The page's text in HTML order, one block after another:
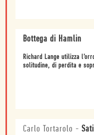
Bottega di Hamlin
Richard Lange utilizza
solitudine, di perdita e
Carlo Tortarolo -